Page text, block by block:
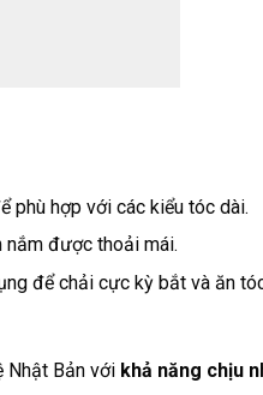
phù hợp với các kiểu tóc dài.
nắm được thoải mái.
để chải cực kỳ bắt và ăn
Nhật Bản với khả năng chịu